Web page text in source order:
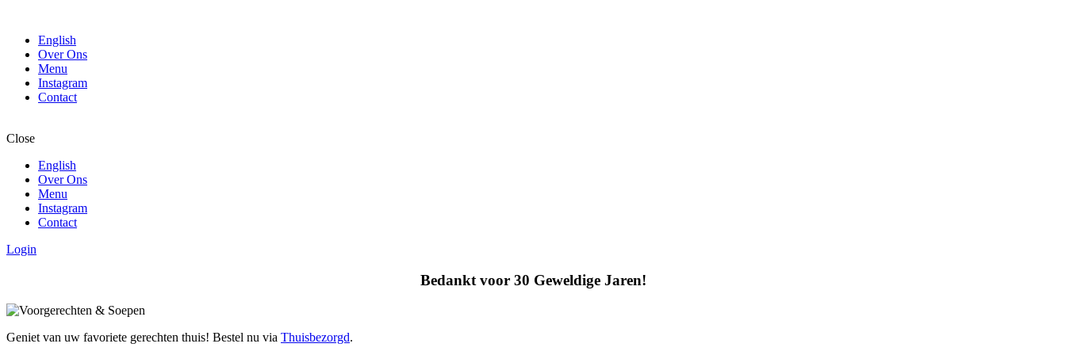
English
Over Ons
Menu
Instagram
Contact
Close
English
Over Ons
Menu
Instagram
Contact
Login
Bedankt voor 30 Geweldige Jaren!
Geniet van uw favoriete gerechten thuis! Bestel nu via Thuisbezorgd.